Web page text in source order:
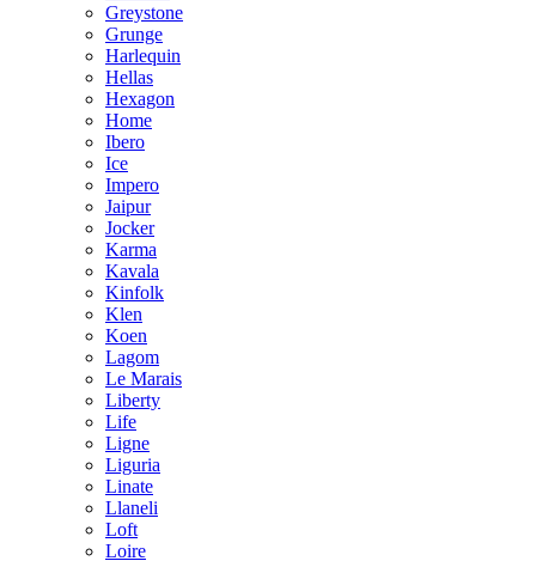
Greystone
Grunge
Harlequin
Hellas
Hexagon
Home
Ibero
Ice
Impero
Jaipur
Jocker
Karma
Kavala
Kinfolk
Klen
Koen
Lagom
Le Marais
Liberty
Life
Ligne
Liguria
Linate
Llaneli
Loft
Loire